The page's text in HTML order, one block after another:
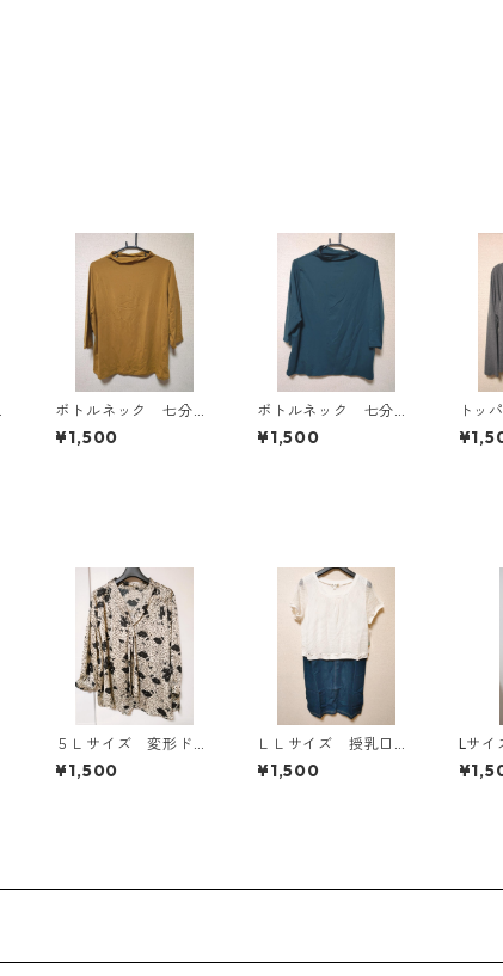
ボトルネック 七分袖
カットソー ４Ｌ マ
スタード KAE-4816
¥1,500
ボトルネック 七分袖
カットソー ４Ｌ テ
ィールグリーン KAE
¥1,500
トッ
ン
AE-
５Ｌサイズ 変形ドッ
ト 花柄 ボウタイブ
ラウス オフホワイ
¥1,500
ＬＬサイズ 授乳口付
き マタニティ ドッ
キングワンピース ホ
¥1,500
Lサイズ 授乳口付
イド
ンピ